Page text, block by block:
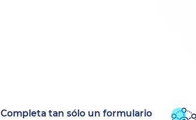
Completa tan sólo un formulario